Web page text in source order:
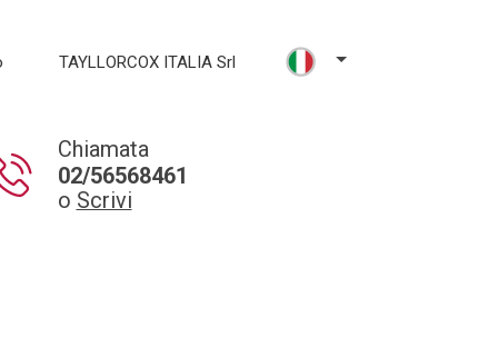
TAYLLORCOX ITALIA Srl
Chiamata
02/56568461
o Scrivi